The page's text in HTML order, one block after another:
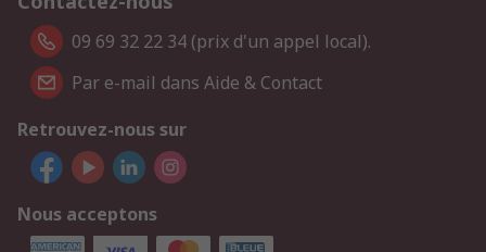
09 69 32 22 34 (prix d'un appel local).
Par e-mail dans Aide & Contact
Retrouvez-nous sur
Nous acceptons